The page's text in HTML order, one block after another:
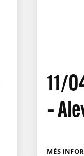
11/
–
MÉS